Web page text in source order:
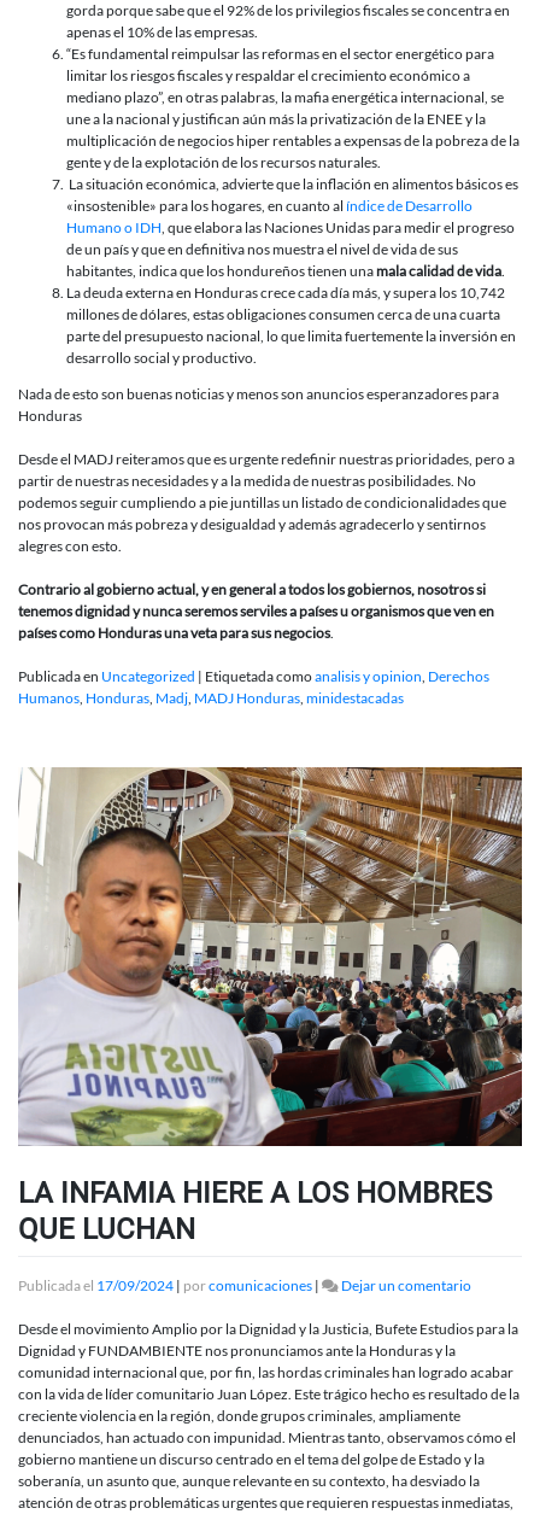
gorda porque sabe que el 92% de los privilegios fiscales se concentra en
apenas el 10% de las empresas.
“Es fundamental reimpulsar las reformas en el sector energético para
limitar los riesgos fiscales y respaldar el crecimiento económico a
mediano plazo”, en otras palabras, la mafia energética internacional, se
une a la nacional y justifican aún más la privatización de la ENEE y la
multiplicación de negocios hiper rentables a expensas de la pobreza de la
gente y de la explotación de los recursos naturales.
La situación económica, advierte que la inflación en alimentos básicos es
«insostenible» para los hogares, en cuanto al índice de Desarrollo
Humano o IDH, que elabora las Naciones Unidas para medir el progreso
de un país y que en definitiva nos muestra el nivel de vida de sus
habitantes, indica que los hondureños tienen unamala calidad de vida.
La deuda externa en Honduras crece cada día más, y supera los 10,742
millones de dólares, estas obligaciones consumen cerca de una cuarta
parte del presupuesto nacional, lo que limita fuertemente la inversión en
desarrollo social y productivo.
Nada de esto son buenas noticias y menos son anuncios esperanzadores para
Honduras
Desde el MADJ reiteramos que es urgente redefinir nuestras prioridades, pero a
partir de nuestras necesidades y a la medida de nuestras posibilidades. No
podemos seguir cumpliendo a pie juntillas un listado de condicionalidades que
nos provocan más pobreza y desigualdad y además agradecerlo y sentirnos
alegres con esto.
Contrario al gobierno actual, y en general a todos los gobiernos, nosotros si
tenemos dignidad y nunca seremos serviles a países u organismos que ven en
países como Honduras una veta para sus negocios.
Publicada en Uncategorized | Etiquetada comoanalisis y opinion, Derechos
Humanos, Honduras, Madj, MADJ Honduras, minidestacadas
LA INFAMIA HIERE A LOS HOMBRES
QUE LUCHAN
Publicada el 17/09/2024 | porcomunicaciones | Dejar un comentarioen
INFAMIA
A
LOS
QUE
LUCHAN
Desde el movimiento Amplio por la Dignidad y la Justicia, Bufete Estudios para la
Dignidad y FUNDAMBIENTE nos pronunciamos ante la Honduras y la
comunidad internacional que, por fin, las hordas criminales han logrado acabar
con la vida de líder comunitario Juan López. Este trágico hecho es resultado de la
creciente violencia en la región, donde grupos criminales, ampliamente
denunciados, han actuado con impunidad. Mientras tanto, observamos cómo el
gobierno mantiene un discurso centrado en el tema del golpe de Estado y la
soberanía, un asunto que, aunque relevante en su contexto, ha desviado la
atención de otras problemáticas urgentes que requieren respuestas inmediatas,